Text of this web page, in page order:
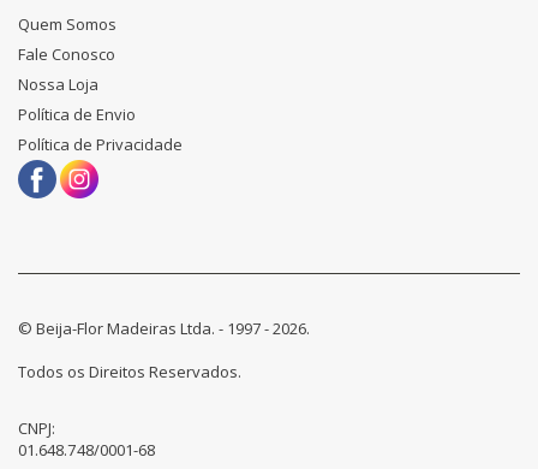
Quem Somos
Fale Conosco
Nossa Loja
Política de Envio
Política de Privacidade
© Beija-Flor Madeiras Ltda. - 1997 - 2026.
Todos os Direitos Reservados.
CNPJ:
01.648.748/0001-68